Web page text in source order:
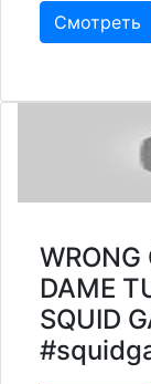
Смотреть
WRONG
DAME
SQUID